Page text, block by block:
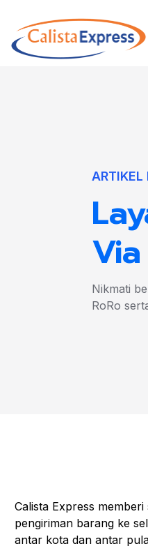
ARTIKEL
Nikmati
RoRo
Calista Express
pengiriman barang ke
antar kota dan antar